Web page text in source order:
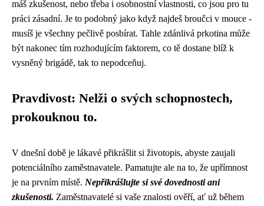
máš zkušenost, nebo třeba i osobnostní vlastnosti, co jsou pro tu
práci zásadní. Je to podobný jako když najdeš broučci v mouce -
musíš je všechny pečlivě posbírat. Tahle zdánlivá prkotina může
být nakonec tím rozhodujícím faktorem, co tě dostane blíž k
vysněný brigádě, tak to nepodceňuj.
Pravdivost: Nelži o svých schopnostech,
prokouknou to.
V dnešní době je lákavé přikrášlit si životopis, abyste zaujali
potenciálního zaměstnavatele. Pamatujte ale na to, že upřímnost
je na prvním místě. Nepřikrášlujte si své dovednosti ani
zkušenosti. Zaměstnavatelé si vaše znalosti ověří, ať už během